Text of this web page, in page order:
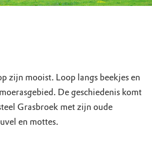
zijn mooist. Loop langs beekjes en
De geschiedenis komt
Grasbroek met zijn oude
en mottes.